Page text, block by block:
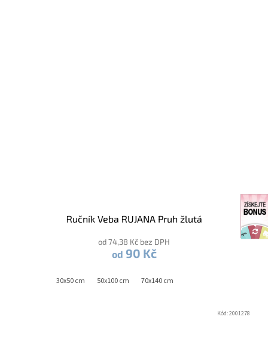
Ručník Veba RUJANA Pruh žlutá
od 74,38 Kč bez DPH
od 90 Kč
30x50 cm 50x100 cm 70x140 cm
Kód:2001278